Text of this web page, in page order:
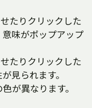
たりクリックした
味がポップアップ
たりクリックした
見られます。
が異なります。